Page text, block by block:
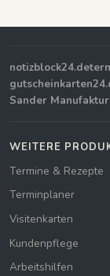
notizblock24.de
Sander Manufaktur
WEITERE
Termine & Rezepte
Terminplaner
Visitenkarten
Kundenpflege
Arbeitshilfen